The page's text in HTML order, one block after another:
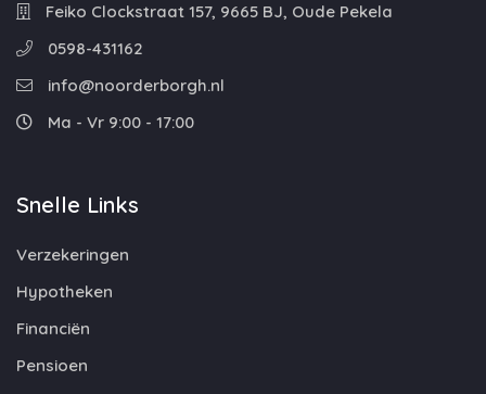
Feiko Clockstraat 157, 9665 BJ, Oude Pekela
0598-431162
info@noorderborgh.nl
Ma - Vr 9:00 - 17:00
Snelle Links
Verzekeringen
Hypotheken
Financiën
Pensioen